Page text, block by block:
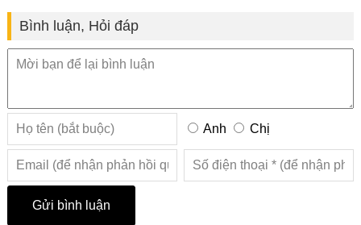
Bình luận, Hỏi đáp
Anh Chị